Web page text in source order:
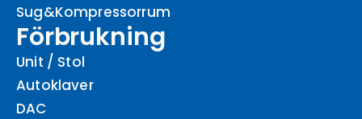
Sug&Kompressorrum
Förbrukning
Unit / Stol
Autoklaver
DAC